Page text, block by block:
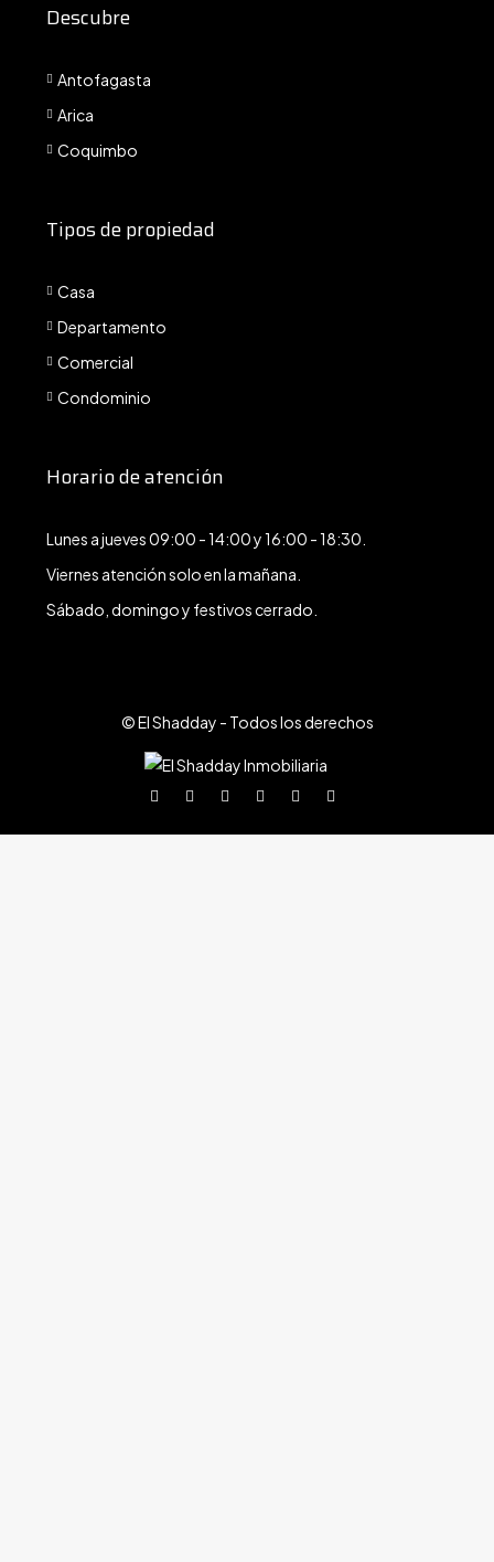
Descubre
Antofagasta
Arica
Coquimbo
Tipos de propiedad
Casa
Departamento
Comercial
Condominio
Horario de atención
Lunes a jueves 09:00 - 14:00 y 16:00 - 18:30.
Viernes atención solo en la mañana.
Sábado, domingo y festivos cerrado.
© El Shadday - Todos los derechos